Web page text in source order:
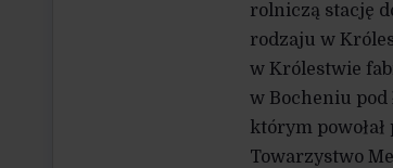
rolniczą stację
rodzaju w
w Królestwie
w Bocheniu
którym
Towarzystwo